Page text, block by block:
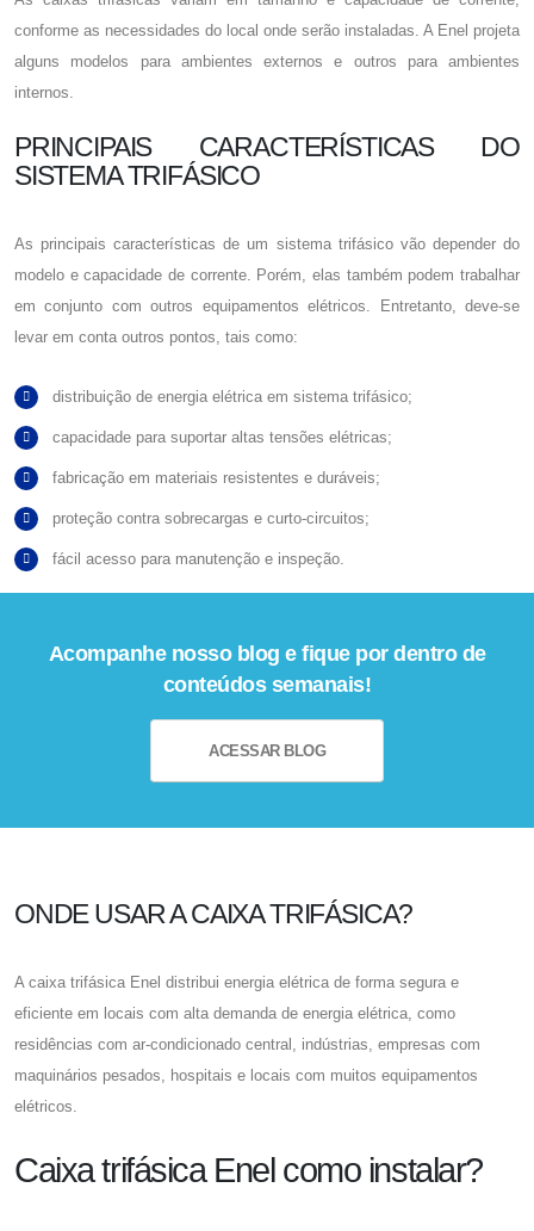
conforme as necessidades do local onde serão instaladas. A Enel projeta
alguns modelos para ambientes externos e outros para ambientes
internos.
PRINCIPAIS CARACTERÍSTICAS DO
SISTEMA TRIFÁSICO
As principais características de um sistema trifásico vão depender do
modelo e capacidade de corrente. Porém, elas também podem trabalhar
em conjunto com outros equipamentos elétricos. Entretanto, deve-se
levar em conta outros pontos, tais como:
distribuição de energia elétrica em sistema trifásico;
capacidade para suportar altas tensões elétricas;
fabricação em materiais resistentes e duráveis;
proteção contra sobrecargas e curto-circuitos;
fácil acesso para manutenção e inspeção.
Acompanhe nosso blog e fique por dentro de
conteúdos semanais!
ACESSAR BLOG
ONDE USAR A CAIXA TRIFÁSICA?
A caixa trifásica Enel distribui energia elétrica de forma segura e
eficiente em locais com alta demanda de energia elétrica, como
residências com ar-condicionado central, indústrias, empresas com
maquinários pesados, hospitais e locais com muitos equipamentos
elétricos.
Caixa trifásica Enel como instalar?